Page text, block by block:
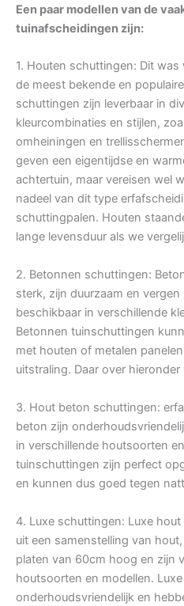
Een paar modellen van de
tuinafscheidingen zijn:
1. Houten schuttingen: Dit
de meest bekende en
schuttingen zijn leverbaar in
kleurcombinaties en stijlen,
omheiningen en
geven een eigentijdse en
achtertuin, maar vereisen wel
nadeel van dit type
schuttingpalen. Houten
lange levensduur als we
2. Betonnen schuttingen:
sterk, zijn duurzaam en
beschikbaar in verschillende
Betonnen tuinschuttingen
met houten of metalen
uitstraling. Daar over hieronder
3. Hout beton schuttingen:
beton zijn
in verschillende houtsoorten
tuinschuttingen zijn perfect
en kunnen dus goed tegen
4. Luxe schuttingen: Luxe
uit een samenstelling van
platen van 60cm hoog en zijn
houtsoorten en modellen.
onderhoudsvriendelijk en